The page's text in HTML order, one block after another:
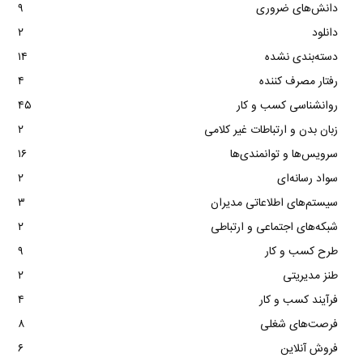
دانش‌های ضروری
۹
دانلود
۲
دسته‌بندی نشده
۱۴
رفتار مصرف کننده
۴
روانشناسی کسب و کار
۴۵
زبان بدن و ارتباطات غیر کلامی
۲
سرویس‌ها و توانمندی‌ها
۱۶
سواد رسانه‌ای
۲
سیستم‌های اطلاعاتی مدیران
۳
شبکه‌های اجتماعی و ارتباطی
۲
طرح کسب و کار
۹
طنز مدیریتی
۲
فرآیند کسب و کار
۴
فرصت‌های شغلی
۸
فروش آنلاین
۶